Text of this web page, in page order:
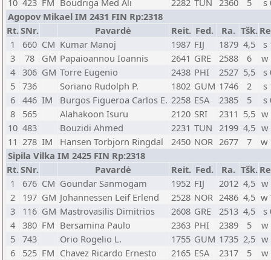
10 423 FM Boudriga Med Ali 2282 TUN 2360 5
s
Agopov Mikael IM 2431 FIN Rp:2318
Rt.SNr. Pavardė Reit. Fed. Ra. Tšk.
1
660 CM Kumar Manoj 1987 FIJ 1879 4,5
s
3
78 GM Papaioannou Ioannis 2641 GRE 2588 6
w
4
306 GM Torre Eugenio 2438 PHI 2527 5,5
s
5
736 Soriano Rudolph P. 1802 GUM 1746 2
s
6
446 IM Burgos Figueroa Carlos E. 2258 ESA 2385 5
s
8
565 Alahakoon Isuru 2120 SRI 2311 5,5 w
10 483 Bouzidi Ahmed 2231 TUN 2199 4,5 w
11 278 IM Hansen Torbjorn Ringdal 2450 NOR 2677 7
w
Sipila Vilka IM 2425 FIN Rp:2318
Rt.SNr. Pavardė Reit. Fed. Ra. Tšk.
1
676 CM Goundar Sanmogam 1952 FIJ 2012 4,5 w
2
197 GM Johannessen Leif Erlend 2528 NOR 2486 4,5 w
3
116 GM Mastrovasilis Dimitrios 2608 GRE 2513 4,5
s
4
380 FM Bersamina Paulo 2363 PHI 2389 5
w
5
743 Orio Rogelio L. 1755 GUM 1735 2,5 w
6
525 FM Chavez Ricardo Ernesto 2165 ESA 2317 5
w